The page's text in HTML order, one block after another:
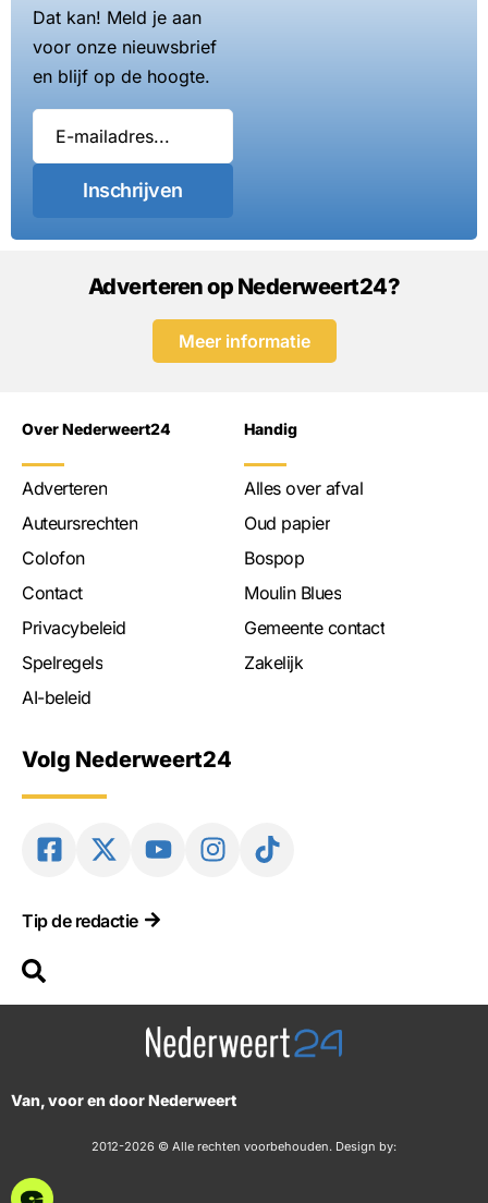
Dat kan! Meld je aan
voor onze nieuwsbrief
en blijf op de hoogte.
Inschrijven
Adverteren op Nederweert24?
Meer informatie
Over Nederweert24
Adverteren
Auteursrechten
Colofon
Contact
Privacybeleid
Spelregels
AI-beleid
Handig
Alles over afval
Oud papier
Bospop
Moulin Blues
Gemeente contact
Zakelijk
Volg Nederweert24
Tip de redactie
Van, voor en door Nederweert
2012-2026 © Alle rechten voorbehouden. Design by: